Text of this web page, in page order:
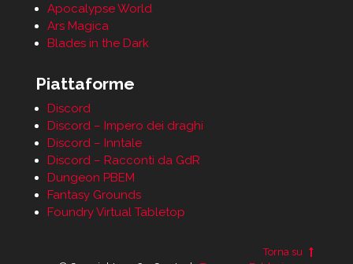
Apocalypse World
Ars Magica
Blades in the Dark
Piattaforme
Discord
Discord – Impero dei draghi
Discord – Inntale
Discord – Racconti da GdR
Dungeon PBEM
Fantasy Grounds
Foundry Virtual Tabletop
Torna su